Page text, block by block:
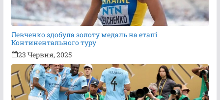
Левченко здобула золоту медаль на етапі
Континентального туру
23 Червня, 2025